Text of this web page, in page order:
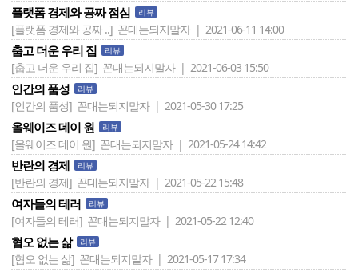
플랫폼 경제와 공짜 점심 리뷰
[플랫폼 경제와 공짜 ..] 꼰대는되지말자 | 2021-06-11 14:00
춥고 더운 우리 집 리뷰
[춥고 더운 우리 집] 꼰대는되지말자 | 2021-06-03 15:50
인간의 품성 리뷰
[인간의 품성] 꼰대는되지말자 | 2021-05-30 17:25
올웨이즈 데이 원 리뷰
[올웨이즈 데이 원] 꼰대는되지말자 | 2021-05-24 14:42
반란의 경제 리뷰
[반란의 경제] 꼰대는되지말자 | 2021-05-22 15:48
여자들의 테러 리뷰
[여자들의 테러] 꼰대는되지말자 | 2021-05-22 12:40
혐오 없는 삶 리뷰
[혐오 없는 삶] 꼰대는되지말자 | 2021-05-17 17:34